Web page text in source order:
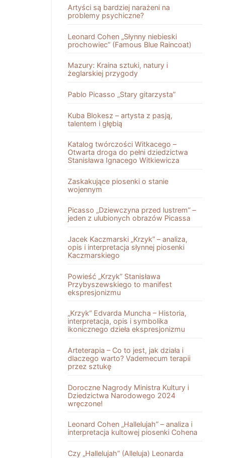
Artyści są bardziej narażeni na
problemy psychiczne?
Leonard Cohen „Słynny niebieski
prochowiec” (Famous Blue Raincoat)
Mazury: Kraina sztuki, natury i
żeglarskiej przygody
Pablo Picasso „Stary gitarzysta”
Kuba Blokesz – artysta z pasją,
talentem i głębią
Katalog twórczości Witkacego –
Otwarta droga do pełni dziedzictwa
Stanisława Ignacego Witkiewicza
Zaskakujące piosenki o stanie
wojennym
Picasso „Dziewczyna przed lustrem” –
jeden z ulubionych obrazów Picassa
Jacek Kaczmarski „Krzyk” – analiza,
opis i interpretacja słynnej piosenki
Kaczmarskiego
Powieść „Krzyk” Stanisława
Przybyszewskiego to manifest
ekspresjonizmu
„Krzyk” Edvarda Muncha – Historia,
interpretacja, opis i symbolika
ikonicznego dzieła ekspresjonizmu
Arteterapia – Co to jest, jak działa i
dlaczego warto? Vademecum terapii
przez sztukę
Doroczne Nagrody Ministra Kultury i
Dziedzictwa Narodowego 2024
wręczone!
Leonard Cohen „Hallelujah” – analiza i
interpretacja kultowej piosenki Cohena
Czy „Hallelujah” (Alleluja) Leonarda